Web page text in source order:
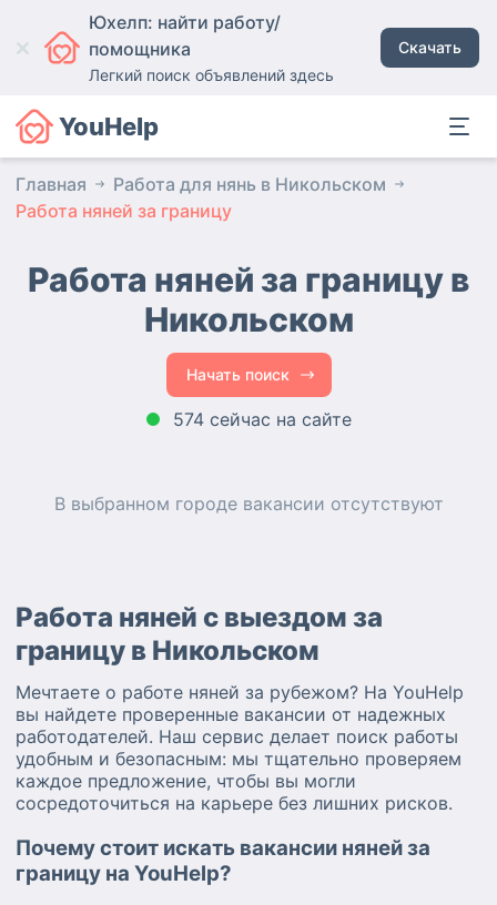
Юхелп: найти работу/
помощника
Легкий поиск объявлений здесь
Скачать
YouHelp
Главная
Работа для нянь в Никольском
Работа няней за границу
Работа няней за границу в
Никольском
Начать поиск
574 сейчас на сайте
В выбранном городе вакансии отсутствуют
Работа няней с выездом за
границу в Никольском
Мечтаете о работе няней за рубежом? На YouHelp
вы найдете проверенные вакансии от надежных
работодателей. Наш сервис делает поиск работы
удобным и безопасным: мы тщательно проверяем
каждое предложение, чтобы вы могли
сосредоточиться на карьере без лишних рисков.
Почему стоит искать вакансии няней за
границу на YouHelp?